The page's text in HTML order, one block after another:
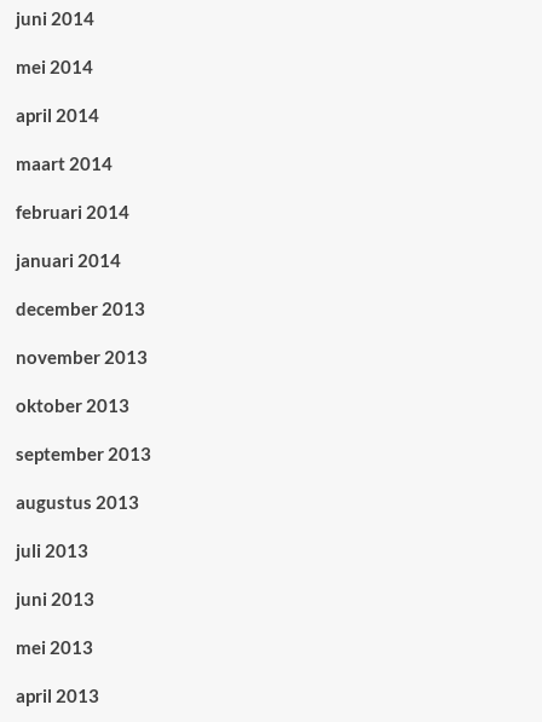
juni 2014
mei 2014
april 2014
maart 2014
februari 2014
januari 2014
december 2013
november 2013
oktober 2013
september 2013
augustus 2013
juli 2013
juni 2013
mei 2013
april 2013